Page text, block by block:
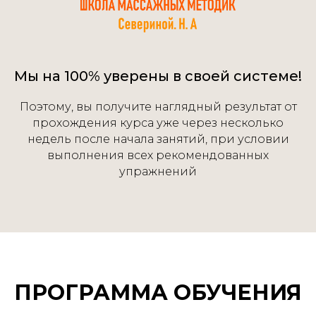
Мы на 100% уверены в своей системе!
Поэтому, вы получите наглядный результат от
прохождения курса уже через несколько
недель после начала занятий, при условии
выполнения всех рекомендованных
упражнений
ПРОГРАММА ОБУЧЕНИЯ